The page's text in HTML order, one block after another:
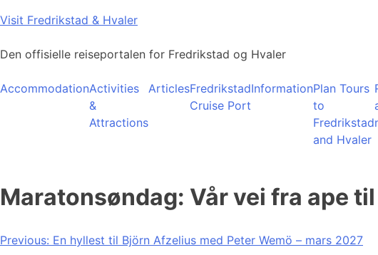
Skip
content
Visit Fredrikstad & Hvaler
Den offisielle reiseportalen for Fredrikstad og Hvaler
AccommodationActivities
&
Attractions
ArticlesFredrikstad
Cruise Port
InformationPlan Tours
to
Fredrikstad
and Hvaler
Maratonsøndag: Vår vei fra ape
Post
Previous: En hyllest til Björn Afzelius med Peter Wemö – mars 2027